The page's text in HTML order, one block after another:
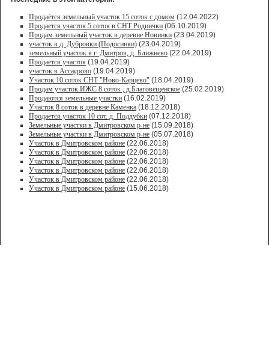
Продаётся земельный участок 15 соток с домом (12.04.2022)
Продается участок 5 соток в СНТ Роднички (06.10.2019)
Продам земельный участок в деревне Новинки (23.04.2019)
участок в д. Дубровки (Подосинки) (23.04.2019)
земельный участок в г. Дмитров, д. Ближнево (22.04.2019)
Продается участок (19.04.2019)
участок в Ассаурово (19.04.2019)
Участок 10 соток СНТ "Ново-Карцево" (18.04.2019)
Продам участок ИЖС 8 соток , д.Благовещенское (25.02.2019)
Продаются земельные участки (16.02.2019)
Участок 8 соток в деревне Каменка (18.12.2018)
Продается участок 10 сот. д. Поддубки (07.12.2018)
Земельные участки в Дмитровском р-не (15.09.2018)
Земельные участки в Дмитровском р-не (05.07.2018)
Участок в Дмитровском районе (22.06.2018)
Участок в Дмитровском районе (22.06.2018)
Участок в Дмитровском районе (22.06.2018)
Участок в Дмитровском районе (22.06.2018)
Участок в Дмитровском районе (22.06.2018)
Участок в Дмитровском районе (15.06.2018)